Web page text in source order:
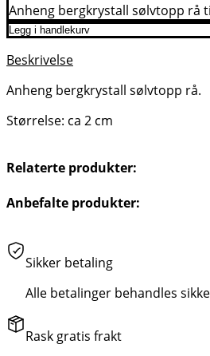
Anheng bergkrystall sølvtopp rå
Legg i handlekurv
Beskrivelse
Anheng bergkrystall sølvtopp rå.
Størrelse: ca 2 cm
Relaterte produkter:
Anbefalte produkter:
Sikker betaling
Alle betalinger behandles
Rask gratis frakt